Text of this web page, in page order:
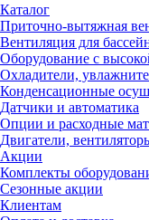
Каталог
Приточно-вытяжная
Вентиляция для
Оборудование с
Охладители,
Конденсационные
Датчики и автоматика
Опции и расходные
Двигатели,
Акции
Комплекты
Сезонные акции
Клиентам